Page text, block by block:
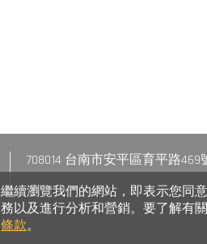
繼續瀏覽我們的網站，即表示您同
務以及進行分析和營銷。要了解有
條款。
708014 台南市安平區育平路469